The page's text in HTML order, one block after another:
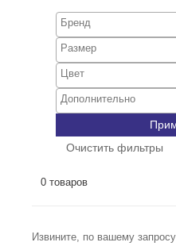
Очистить фильтры
0 товаров
Извините, по вашему